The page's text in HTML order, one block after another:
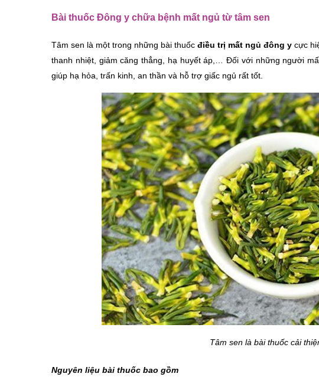
Bài thuốc Đông y chữa bệnh mất ngủ từ tâm sen
Tâm sen là một trong những bài thuốc điều trị mất ngủ đông y cực
thanh nhiệt, giảm căng thẳng, hạ huyết áp,… Đối với những người
giúp hạ hỏa, trấn kinh, an thần và hỗ trợ giấc ngủ rất tốt.
Tâm sen là bài thuốc cải
Nguyên liệu bài thuốc bao gồm